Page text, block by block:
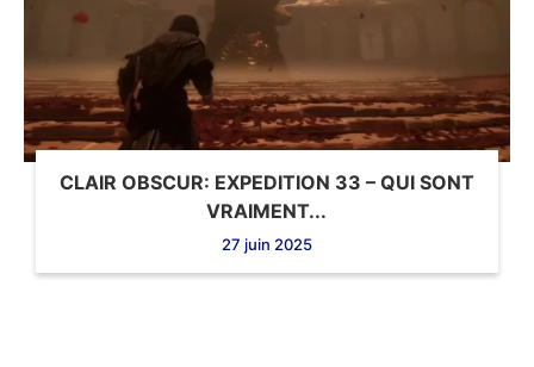
CLAIR OBSCUR: EXPEDITION 33 – QUI SONT
VRAIMENT...
27 juin 2025